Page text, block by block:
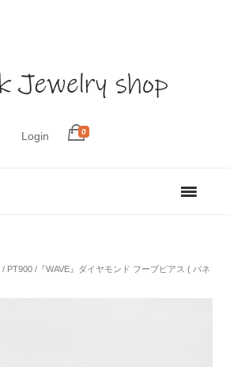
Login 0
/ PT900 /『WAVE』ダイヤモンド フープピアス ( バネ